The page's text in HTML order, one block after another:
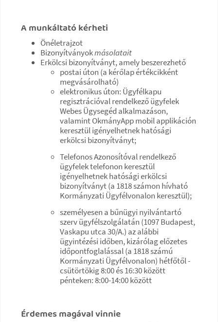
A munkáltató kérheti
Önéletrajzot
Bizonyítványokmásolatait
Erkölcsi bizonyítványt, amely beszerezhető
postai úton (a kérőlap értékcikként
megvásárolható)
elektronikus úton: Ügyfélkapu
regisztrációval rendelkező ügyfelek
Webes Ügysegéd alkalmazáson,
valamint OkmányApp mobil applikáción
keresztül igényelhetnek hatósági
erkölcsi bizonyítványt;
Telefonos Azonosítóval rendelkező
ügyfelek telefonon keresztül
igényelhetnek hatósági erkölcsi
bizonyítványt (a 1818 számon hívható
Kormányzati Ügyfélvonalon keresztül);
személyesen a bűnügyi nyilvántartó
szerv ügyfélszolgálatán (1097 Budapest,
Vaskapu utca 30/A.) az alábbi
ügyintézési időben, kizárólag előzetes
időpontfoglalással (a 1818 számú
Kormányzati Ügyfélvonalon) hétfőtől -
csütörtökig 8:00 és 16:30 között
pénteken: 8:00-14:00 között
Érdemes magával vinnie